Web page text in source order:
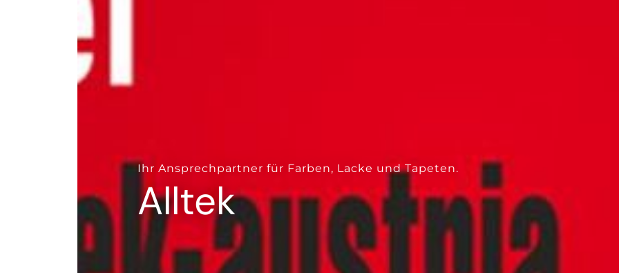
Ihr Ansprechpartner für Farben, Lacke und Tapeten.
Alltek